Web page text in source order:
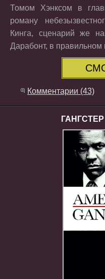
Томом Хэнксом в
роману
Кинга, сценарий же
Дарабонт, в правильном
Комментарии (43)